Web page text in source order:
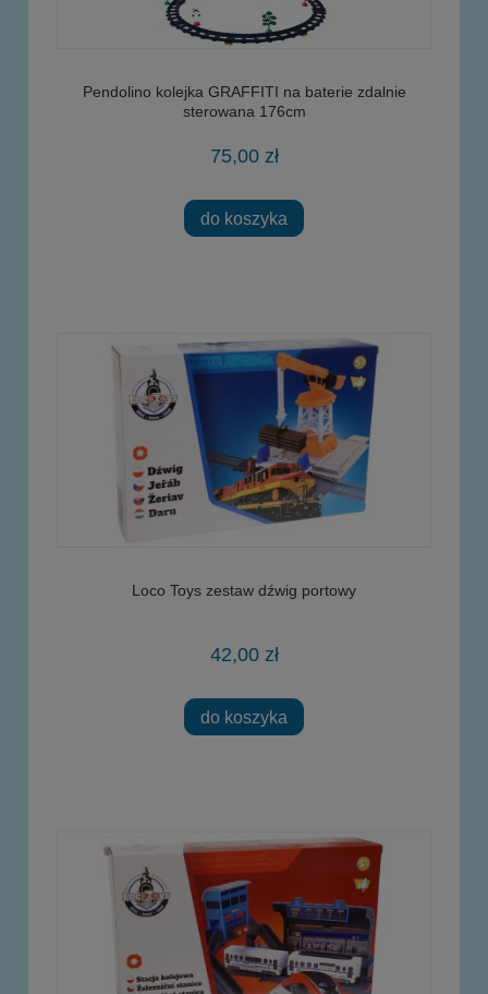
Pendolino kolejka GRAFFITI na baterie zdalnie
sterowana 176cm
75,00 zł
do koszyka
Loco Toys zestaw dźwig portowy
42,00 zł
do koszyka